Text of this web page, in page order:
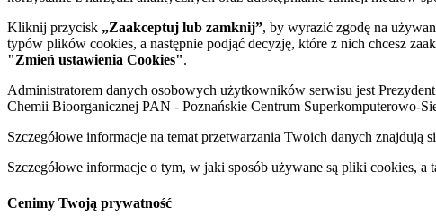
Kliknij przycisk „Zaakceptuj lub zamknij”, by wyrazić zgodę na
typów plików cookies, a następnie podjąć decyzję, które z nich chcesz
"Zmień ustawienia Cookies".
Administratorem danych osobowych użytkowników serwisu jest
Chemii Bioorganicznej PAN - Poznańskie Centrum Superkomputerowo-
Szczegółowe informacje na temat przetwarzania Twoich danych znajdują
Szczegółowe informacje o tym, w jaki sposób używane są pliki cookies,
Cenimy Twoją prywatność